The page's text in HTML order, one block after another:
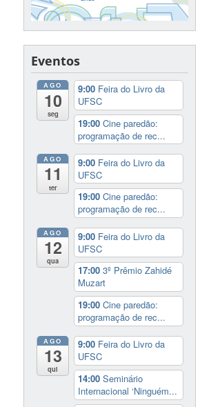
Eventos
AGO
10
seg
9:00 Feira do Livro da
UFSC
19:00Cine paredão:
programação de rec...
AGO
11
ter
9:00 Feira do Livro da
UFSC
19:00Cine paredão:
programação de rec...
AGO
12
qua
9:00 Feira do Livro da
UFSC
17:003º Prêmio Zahidé
Muzart
19:00Cine paredão:
programação de rec...
AGO
13
qui
9:00 Feira do Livro da
UFSC
14:00Seminário
Internacional ‘Ninguém...